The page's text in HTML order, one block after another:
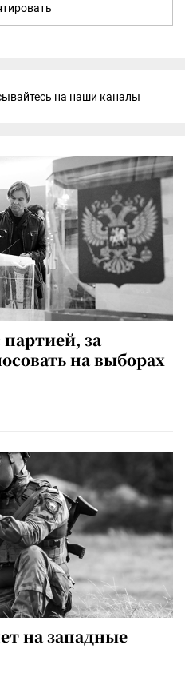
на наши каналы
за
на выборах
на западные